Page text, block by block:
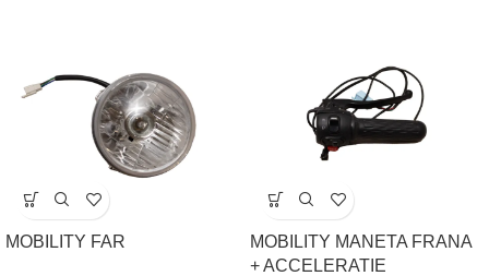
MOBILITY FAR
MOBILITY MANETA FRANA
+ ACCELERATIE